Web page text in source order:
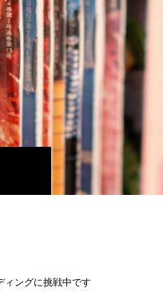
ィングに挑戦中です